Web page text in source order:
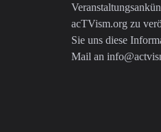
acTVism.org zu
Sie uns diese
Mail an